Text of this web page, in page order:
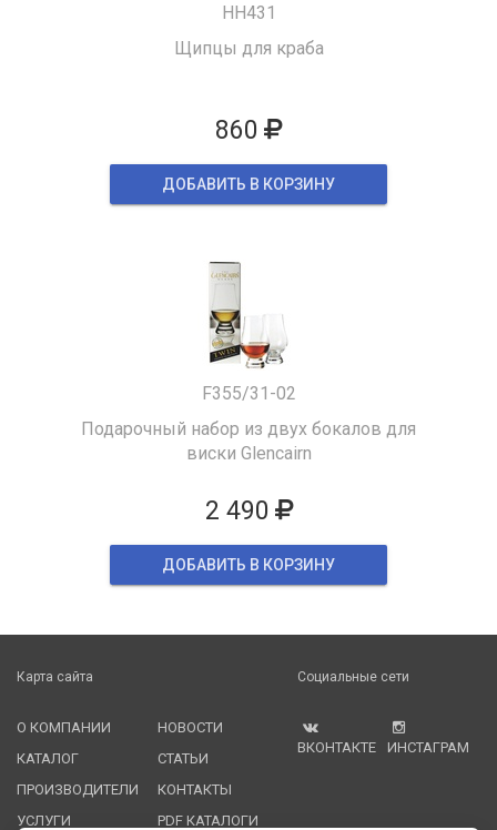
HH431
Щипцы для краба
860
ДОБАВИТЬ В КОРЗИНУ
F355/31-02
Подарочный набор из двух бокалов для
виски Glencairn
2 490
ДОБАВИТЬ В КОРЗИНУ
Карта сайта
О КОМПАНИИ
КАТАЛОГ
ПРОИЗВОДИТЕЛИ
УСЛУГИ
НОВОСТИ
СТАТЬИ
КОНТАКТЫ
PDF КАТАЛОГИ
Социальные сети
ВКОНТАКТЕ ИНСТАГРАМ